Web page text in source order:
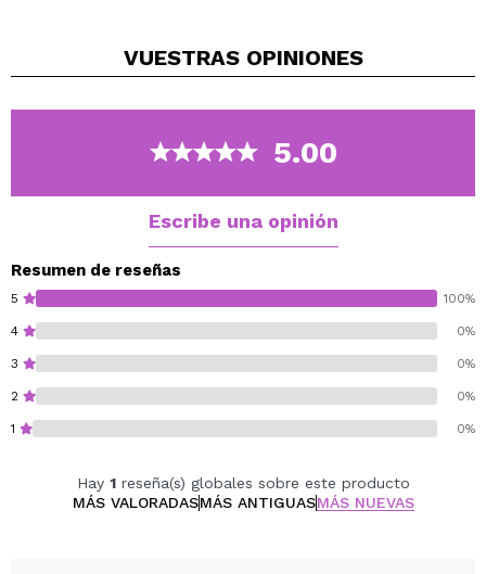
máxima absorción de los ingredientes activos sin irritar
mixtas.
Hidratación intensa
Mejora la firmeza y la barrera cutáneas
retención duradera de la humedad.
Además, mejora la firmeza de la piel y favorece su
regeneración.
VUESTRAS OPINIONES
5.00
Escribe una opinión
Resumen de reseñas
5 100%
4 0%
3 0%
2 0%
1 0%
Hay 1reseña(s) globales sobre este producto
MÁS VALORADASMÁS ANTIGUASMÁS NUEVAS